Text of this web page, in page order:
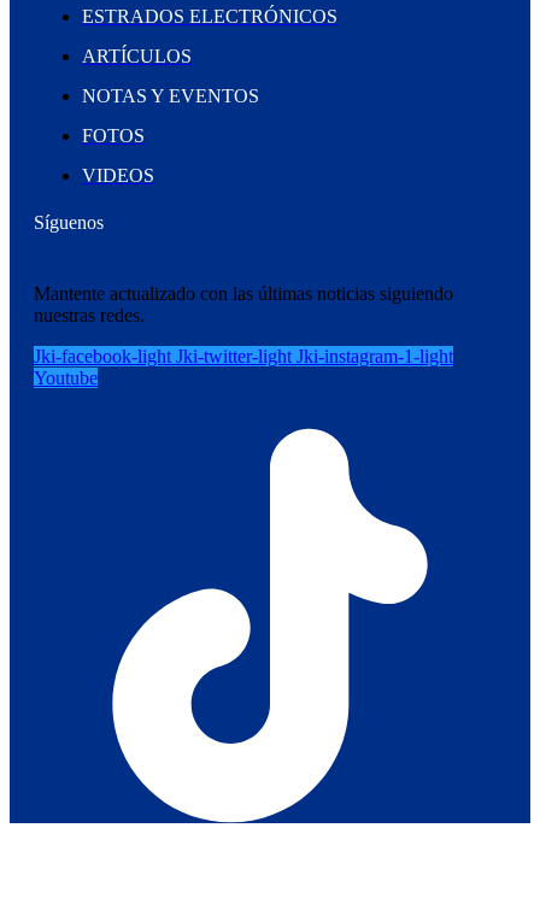
ESTRADOS ELECTRÓNICOS
ARTÍCULOS
NOTAS Y EVENTOS
FOTOS
VIDEOS
Síguenos
Mantente actualizado con las últimas noticias siguiendo
nuestras redes.
Jki-facebook-light Jki-twitter-light Jki-instagram-1-light
Youtube